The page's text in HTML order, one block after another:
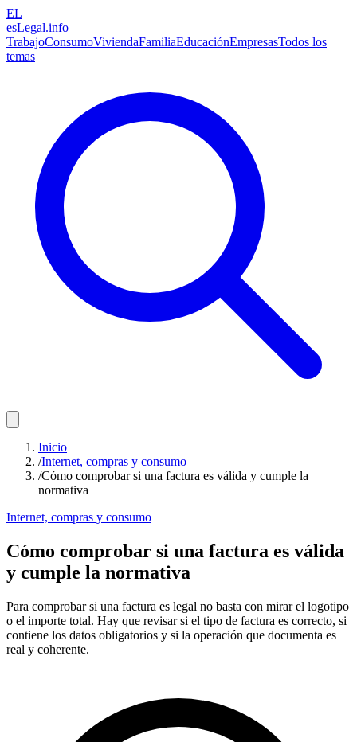
EL
esLegal.info
TrabajoConsumoViviendaFamiliaEducaciónEmpresasTodos los
temas
Inicio
/Internet, compras y consumo
/Cómo comprobar si una factura es válida y cumple la
normativa
Internet, compras y consumo
Cómo comprobar si una factura es válida
y cumple la normativa
Para comprobar si una factura es legal no basta con mirar el logotipo
o el importe total. Hay que revisar si el tipo de factura es correcto, si
contiene los datos obligatorios y si la operación que documenta es
real y coherente.